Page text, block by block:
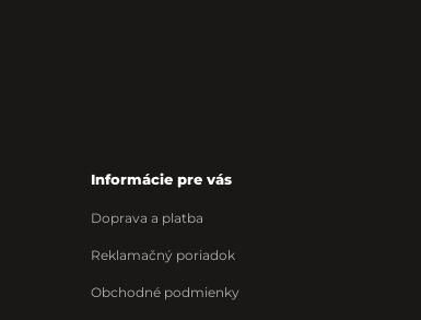
Informácie pre vás
Doprava a platba
Reklamačný poriadok
Obchodné podmienky